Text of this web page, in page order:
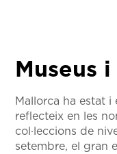
Museus
Mallorca ha estat i
reflecteix en les
col·leccions de
setembre, el gran